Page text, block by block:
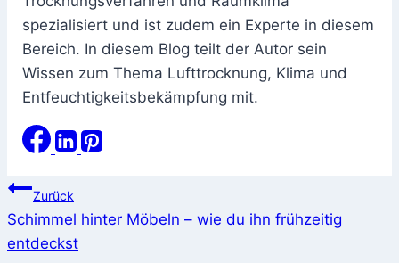
spezialisiert und ist zudem ein Experte in diesem
Bereich. In diesem Blog teilt der Autor sein
Wissen zum Thema Lufttrocknung, Klima und
Entfeuchtigkeitsbekämpfung mit.
Beitragsnavigation
Zurück
Schimmel hinter Möbeln – wie du ihn frühzeitig
entdeckst